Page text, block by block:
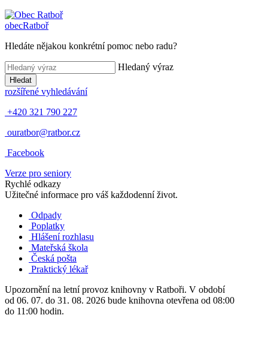
obecRatboř
Hledáte nějakou konkrétní pomoc nebo radu?
Hledaný výraz
Hledat
rozšířené vyhledávání
+420 321 790 227
ouratbor@ratbor.cz
Facebook
Verze pro seniory
Rychlé odkazy
Užitečné informace pro váš každodenní život.
Odpady
Poplatky
Hlášení rozhlasu
Mateřská škola
Česká pošta
Praktický lékař
Upozornění na letní provoz knihovny v Ratboři. V období
od 06. 07. do 31. 08. 2026 bude knihovna otevřena od 08:00
do 11:00 hodin.